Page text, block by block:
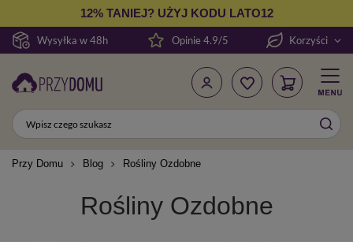
Wysyłka w 48h
12% TANIEJ? UŻYJ KODU LATO12
Opinie 4.9/5 Korzyści
Przy Domu Blog Rośliny Ozdobne
Rośliny Ozdobne